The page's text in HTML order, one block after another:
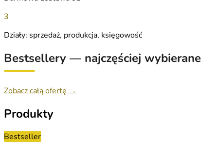
3
Działy: sprzedaż, produkcja, księgowość
Bestsellery — najczęściej wybierane
Zobacz całą ofertę →
Produkty
Bestseller